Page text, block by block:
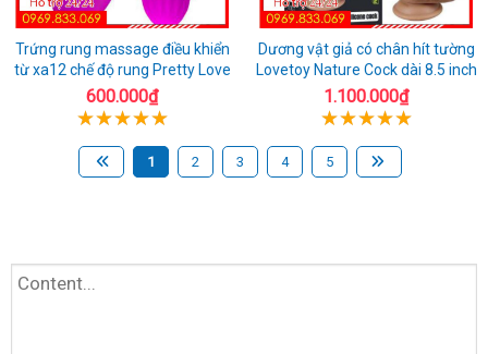
Trứng rung massage điều khiển
từ xa12 chế độ rung Pretty Love
600.000₫
Dương vật giả có chân hít tường
Lovetoy Nature Cock dài 8.5 inch
1.100.000₫
1 2 3 4 5